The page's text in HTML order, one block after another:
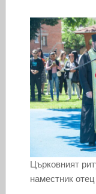
Църковният
наместник